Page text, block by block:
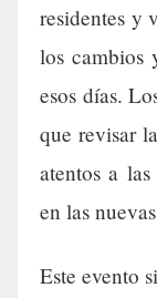
residentes y
los cambios
esos días.
que revisar
atentos a
en las
Este evento